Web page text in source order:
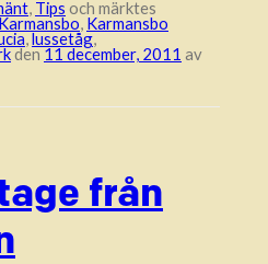
, Tips och märktes
, Karmansbo
,lussetåg,
den11 december, 2011 av
från